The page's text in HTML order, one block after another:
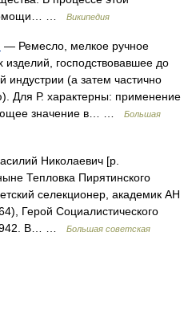
помощи… …
Википедия
— Ремесло, мелкое ручное
господствовавшее до
(а затем частично
Для Р. характерны: применение
значение в… …
Большая
Николаевич [р.
Тепловка Пирятинского
селекционер, академик АН
Герой Социалистического
В… …
Большая советская